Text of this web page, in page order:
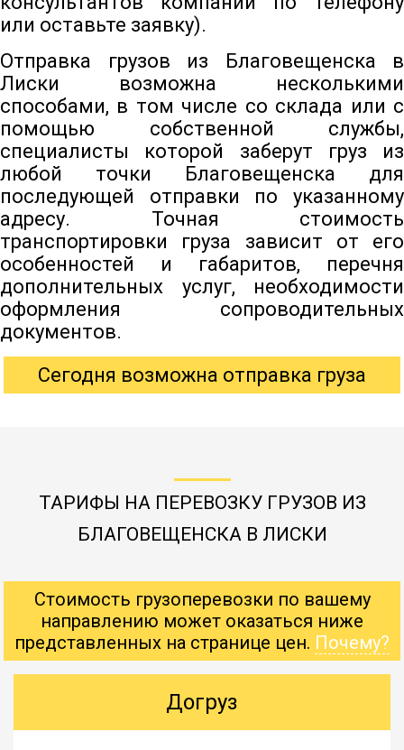
или оставьте заявку).
Отправка грузов из Благовещенска в
Лиски возможна несколькими
способами, в том числе со склада или с
помощью собственной службы,
специалисты которой заберут груз из
любой точки Благовещенска для
последующей отправки по указанному
адресу. Точная стоимость
транспортировки груза зависит от его
особенностей и габаритов, перечня
дополнительных услуг, необходимости
оформления сопроводительных
документов.
Сегодня возможна отправка груза
ТАРИФЫ НА ПЕРЕВОЗКУ ГРУЗОВ ИЗ
БЛАГОВЕЩЕНСКА В ЛИСКИ
Стоимость грузоперевозки по вашему
направлению может оказаться ниже
представленных на странице цен. Почему?
Догруз